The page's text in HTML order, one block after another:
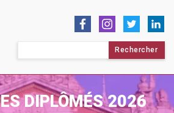
DIPLÔMÉS 2026